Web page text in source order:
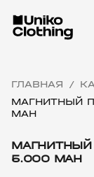
ГЛАВНАЯ /
МАГНИТНЫЙ
MAH
5.000 MAH